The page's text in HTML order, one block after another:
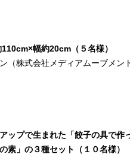
幅約20cm（５名様）
（株式会社メディアムーブメン
プで生まれた「餃子の具で作
」の３種セット（１０名様）